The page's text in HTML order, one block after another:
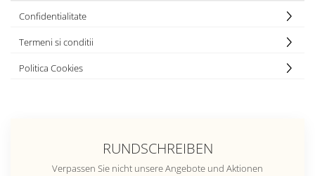
Confidentialitate
Termeni si conditii
Politica Cookies
RUNDSCHREIBEN
Verpassen Sie nicht unsere Angebote und Aktionen